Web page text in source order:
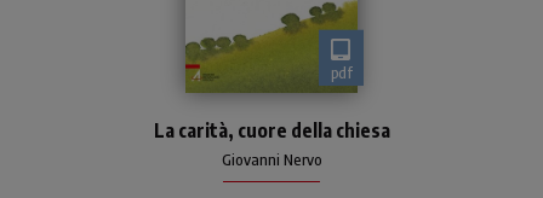
pdf
tema della carità, con lo
stile che contraddistingue
l'autore
Giovanni Nervo
La carità, cuore della chiesa